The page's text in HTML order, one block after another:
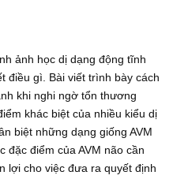
ảnh học dị dạng động tĩnh
điều gì. Bài viết trình bày cách
khi nghi ngờ tổn thương
khác biệt của nhiều kiểu dị
biệt những dạng giống AVM
đặc điểm của AVM não cần
lợi cho việc đưa ra quyết định